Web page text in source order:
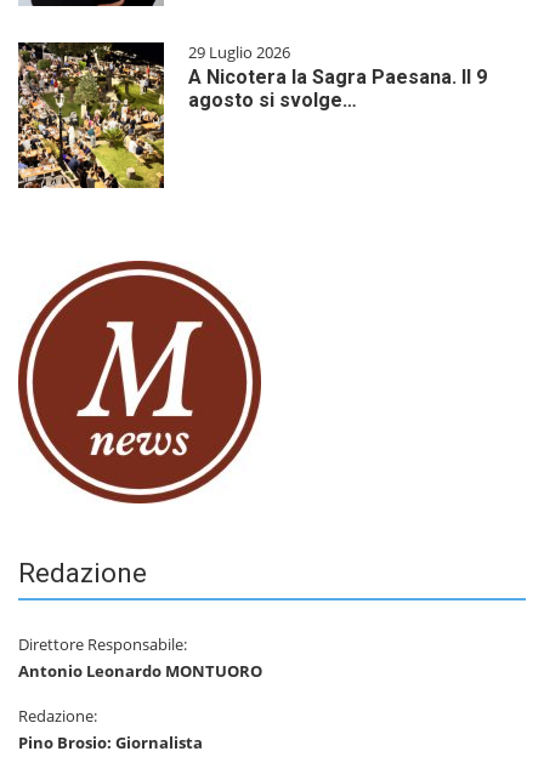
29 Luglio 2026
A Nicotera la Sagra Paesana. Il 9
agosto si svolge…
Redazione
Direttore Responsabile:
Antonio Leonardo MONTUORO
Redazione:
Pino Brosio: Giornalista